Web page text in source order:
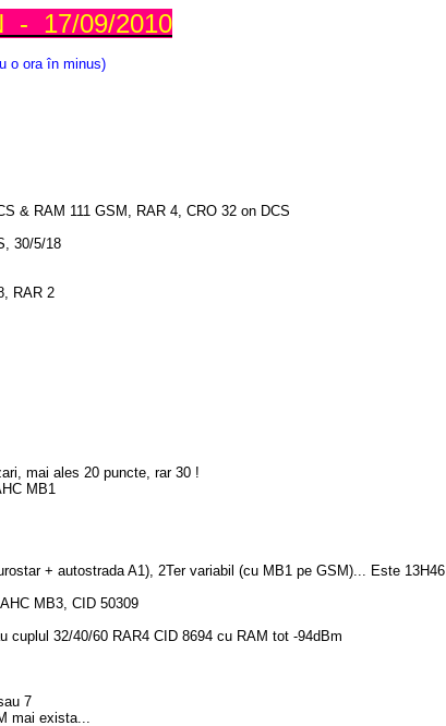
- 17/09/2010
o ora în minus)
& RAM 111 GSM, RAR 4, CRO 32 on DCS
30/5/18
RAR 2
mai ales 20 puncte, rar 30 !
MB1
+ autostrada A1), 2Ter variabil (cu MB1 pe GSM)... Este 13H46
MB3, CID 50309
cuplul 32/40/60 RAR4 CID 8694 cu RAM tot -94dBm
7
mai exista...